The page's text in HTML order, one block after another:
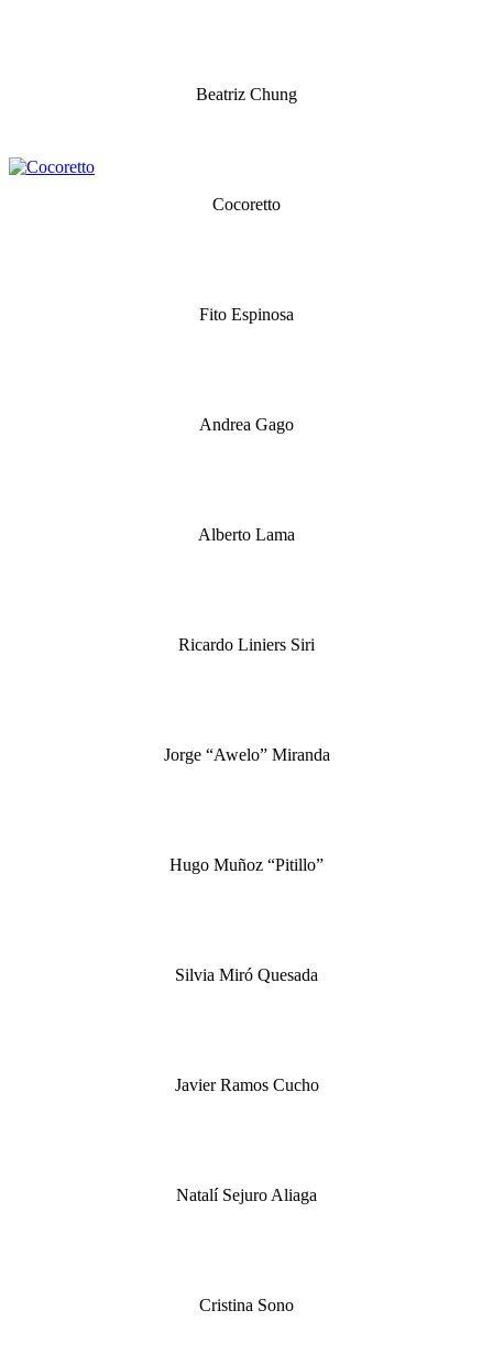
Beatriz Chung
Cocoretto
Fito Espinosa
Andrea Gago
Alberto Lama
Ricardo Liniers Siri
Jorge “Awelo” Miranda
Hugo Muñoz “Pitillo”
Silvia Miró Quesada
Javier Ramos Cucho
Natalí Sejuro Aliaga
Cristina Sono